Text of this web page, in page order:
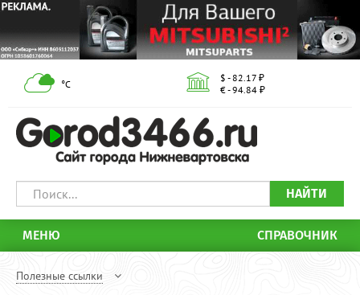
°С
$ - 82.17 ₽
€ - 94.84 ₽
НАЙТИ
МЕНЮ СПРАВОЧНИК
Полезные ссылки